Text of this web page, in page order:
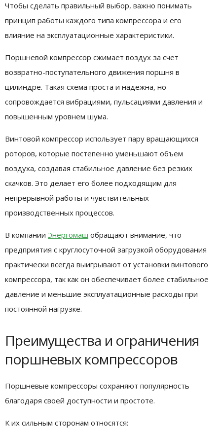
Чтобы сделать правильный выбор, важно понимать
принцип работы каждого типа компрессора и его
влияние на эксплуатационные характеристики.
Поршневой компрессор сжимает воздух за счет
возвратно-поступательного движения поршня в
цилиндре. Такая схема проста и надежна, но
сопровождается вибрациями, пульсациями давления и
повышенным уровнем шума.
Винтовой компрессор использует пару вращающихся
роторов, которые постепенно уменьшают объем
воздуха, создавая стабильное давление без резких
скачков. Это делает его более подходящим для
непрерывной работы и чувствительных
производственных процессов.
В компании Энергомаш обращают внимание, что
предприятия с круглосуточной загрузкой оборудования
практически всегда выигрывают от установки винтового
компрессора, так как он обеспечивает более стабильное
давление и меньшие эксплуатационные расходы при
постоянной нагрузке.
Преимущества и ограничения
поршневых компрессоров
Поршневые компрессоры сохраняют популярность
благодаря своей доступности и простоте.
К их сильным сторонам относятся: